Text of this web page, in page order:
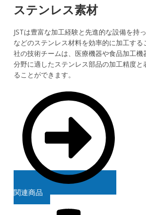
ステンレス素材
JSTは豊富な加工経験と先進的な設備を持
などのステンレス材料を効率的に加工する
社の技術チームは、医療機器や食品加工機
分野に適したステンレス部品の加工精度と
ることができます。
関連商品